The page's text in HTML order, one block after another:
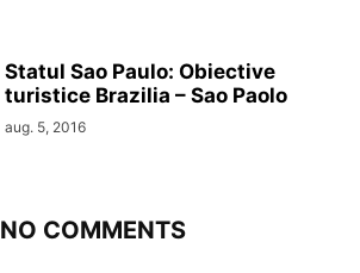
Statul Sao Paulo: Obiective
turistice Brazilia – Sao Paolo
aug. 5, 2016
NO COMMENTS